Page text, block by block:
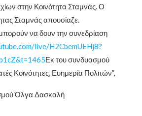
στην Κοινότητα Σταμνάς. Ο
Σταμνάς απουσίαζε.
να δουν την συνεδρίαση
live/H2CbemUEHj8?
Εκ του συνδυασμού
Κοινότητες, Ευημερία Πολιτών”,
Όλγα Δασκαλή